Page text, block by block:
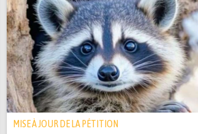
MISE À JOUR DE LA PÉTITION